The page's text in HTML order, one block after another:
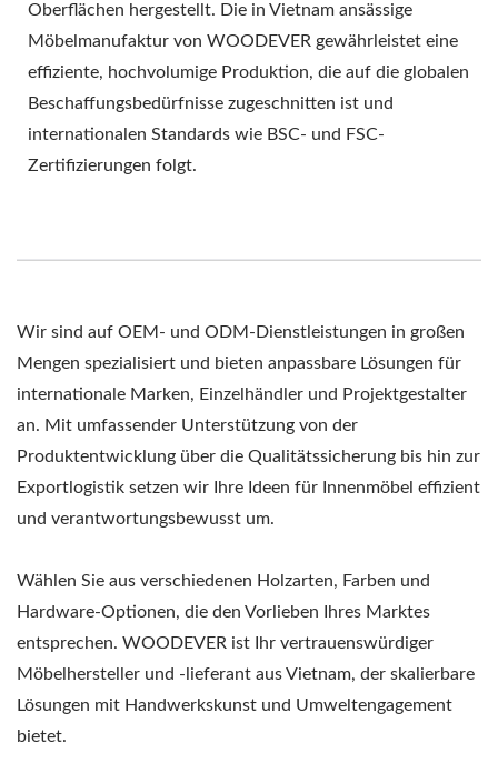
Oberflächen hergestellt. Die in Vietnam ansässige
Möbelmanufaktur von WOODEVER gewährleistet eine
effiziente, hochvolumige Produktion, die auf die globalen
Beschaffungsbedürfnisse zugeschnitten ist und
internationalen Standards wie BSC- und FSC-
Zertifizierungen folgt.
Wir sind auf OEM- und ODM-Dienstleistungen in großen
Mengen spezialisiert und bieten anpassbare Lösungen für
internationale Marken, Einzelhändler und Projektgestalter
an. Mit umfassender Unterstützung von der
Produktentwicklung über die Qualitätssicherung bis hin zur
Exportlogistik setzen wir Ihre Ideen für Innenmöbel effizient
und verantwortungsbewusst um.
Wählen Sie aus verschiedenen Holzarten, Farben und
Hardware-Optionen, die den Vorlieben Ihres Marktes
entsprechen. WOODEVER ist Ihr vertrauenswürdiger
Möbelhersteller und -lieferant aus Vietnam, der skalierbare
Lösungen mit Handwerkskunst und Umweltengagement
bietet.